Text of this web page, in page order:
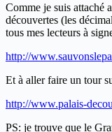
Comme je suis attaché
découvertes (les
tous mes lecteurs à
http://
Et à aller faire un tour
http://www.palais-
PS: je trouve que le